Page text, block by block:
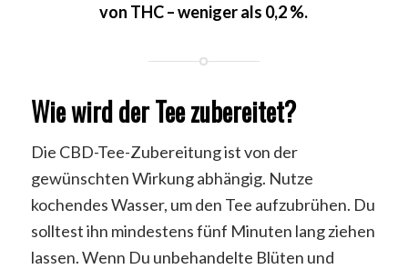
von THC – weniger als 0,2 %.
Wie wird der Tee zubereitet?
Die CBD-Tee-Zubereitung ist von der
gewünschten Wirkung abhängig. Nutze
kochendes Wasser, um den Tee aufzubrühen. Du
solltest ihn mindestens fünf Minuten lang ziehen
lassen. Wenn Du unbehandelte Blüten und